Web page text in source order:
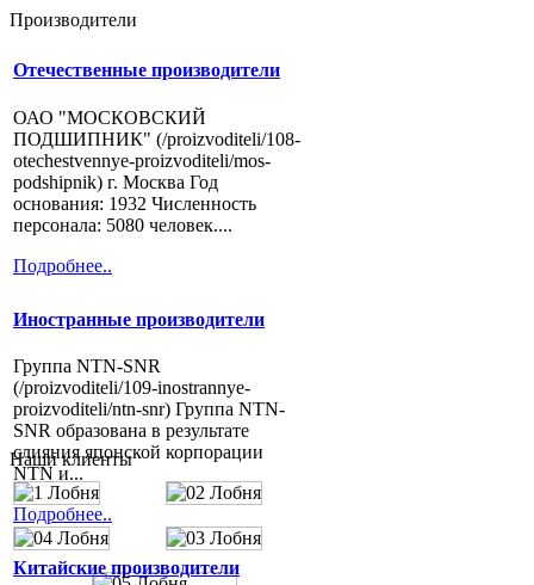
Производители
Отечественные производители
ОАО "МОСКОВСКИЙ
ПОДШИПНИК" (/proizvoditeli/108-
otechestvennye-proizvoditeli/mos-
podshipnik) г. Москва Год
основания: 1932 Численность
персонала: 5080 человек....
Подробнее..
Иностранные производители
Группа NTN-SNR
(/proizvoditeli/109-inostrannye-
proizvoditeli/ntn-snr) Группа NTN-
SNR образована в результате
слияния японской корпорации
NTN и...
Подробнее..
Китайские производители
Наши клиенты